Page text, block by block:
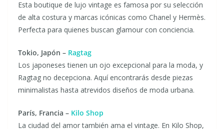
Esta boutique de lujo vintage es famosa por su selección
de alta costura y marcas icónicas como Chanel y Hermès.
Perfecta para quienes buscan glamour con conciencia.
Tokio, Japón – Ragtag
Los japoneses tienen un ojo excepcional para la moda, y
Ragtag no decepciona. Aquí encontrarás desde piezas
minimalistas hasta atrevidos diseños de moda urbana.
París, Francia – Kilo Shop
La ciudad del amor también ama el vintage. En Kilo Shop,